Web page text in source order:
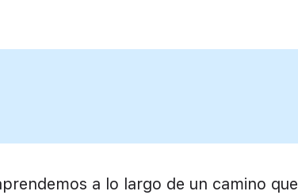
a lo largo de un camino